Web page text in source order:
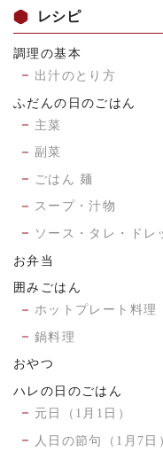
レシピ
調理の基本
出汁のとり方
ふだんの日のごはん
主菜
副菜
ごはん 麺
スープ・汁物
ソース・タレ・ドレ
お弁当
囲みごはん
ホットプレート料理
鍋料理
おやつ
ハレの日のごはん
元日（1月1日）
人日の節句（1月7日